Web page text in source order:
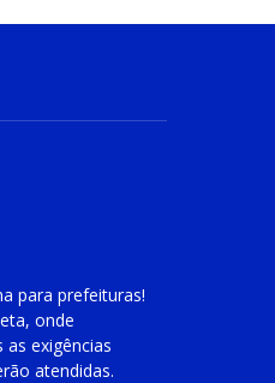
para prefeituras!
onde
exigências
atendidas.